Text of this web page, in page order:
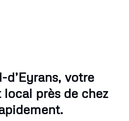
votre
près de chez